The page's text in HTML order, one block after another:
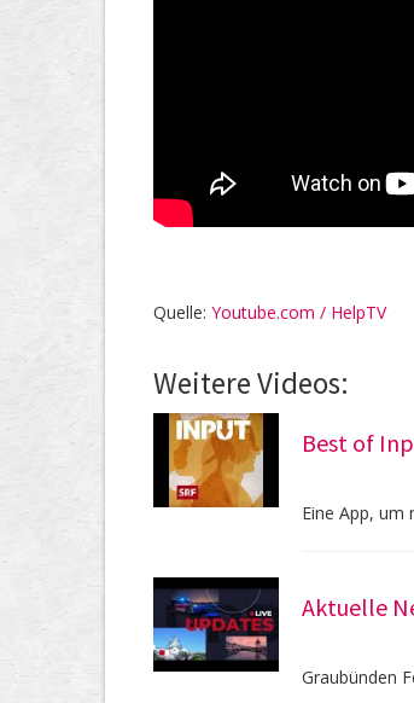
Quelle: Youtube.com / HelpTV
Weitere Videos:
Best of
Eine App, um
Aktuelle
Graubünden